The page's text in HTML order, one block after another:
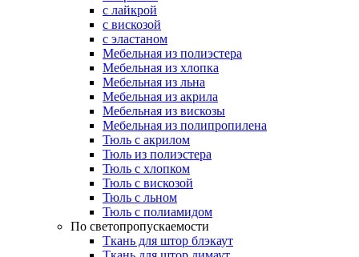
с лайкрой
с вискозой
с эластаном
Мебельная из полиэстера
Мебельная из хлопка
Мебельная из льна
Мебельная из акрила
Мебельная из вискозы
Мебельная из полипропилена
Тюль с акрилом
Тюль из полиэстера
Тюль с хлопком
Тюль с вискозой
Тюль с льном
Тюль с полиамидом
По светопропускаемости
Ткань для штор блэкаут